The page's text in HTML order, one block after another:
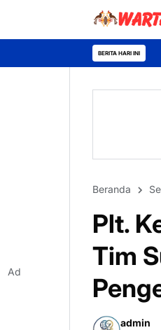
BERITA HARI INI
Beranda
Plt.
Tim
admin
Ad